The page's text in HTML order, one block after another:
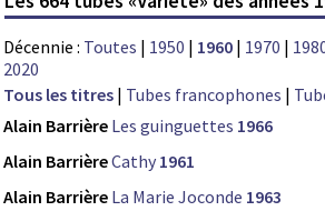
Décennie : Toutes | 1950 | 1960 | 1970 |
2020
Tous les titres | Tubes francophones |
Alain Barrière Les guinguettes 1966
Alain BarrièreCathy 1961
Alain Barrière La Marie Joconde 1963